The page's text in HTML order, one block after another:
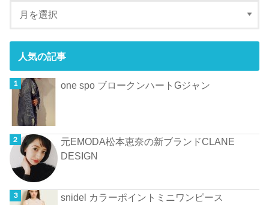
人気の記事
one spo ブロークンハートGジャン
元EMODA松本恵奈の新ブランドCLANE
DESIGN
snidel カラーポイントミニワンピース